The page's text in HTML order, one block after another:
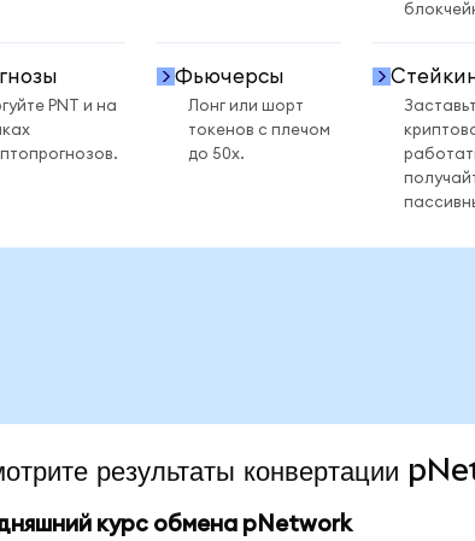
PNT и на
Фьючерсы
Лонг или шорт
токенов с плечом
до 50x.
результаты конвертации
курс обмена pNetwork